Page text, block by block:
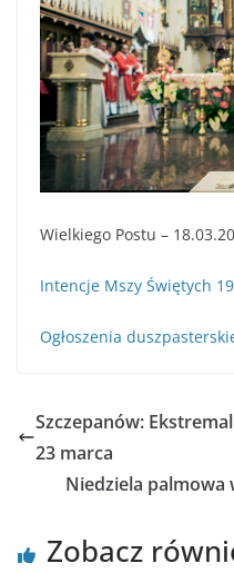
Wielkiego Postu –
Intencje Mszy Świętych
Ogłoszenia
Szczepanów:
23 marca
Niedziela palmowa
Zobacz